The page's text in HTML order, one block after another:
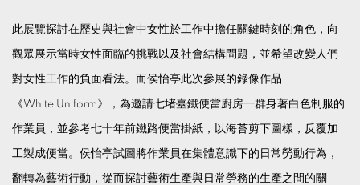
此展覽探討在歷史與社會中女性於工作中擔任關鍵時刻的角色，向
觀眾展示當時女性面臨的挑戰以及社會結構問題，並希望改變人們
對女性工作的負面看法。而侯怡亭此次參展的錄像作品
《White Uniform》，為邀請七堵臺鐵便當廚房一群身著白色制服的
作業員，並參考七十年前鐵路便當掛紙，以海苔剪下圖樣，反覆加
工製成便當。侯怡亭試圖將作業員在集體意識下的日常勞動行為，
翻轉為藝術行動，從而探討藝術生產與日常勞務的生產之間的關